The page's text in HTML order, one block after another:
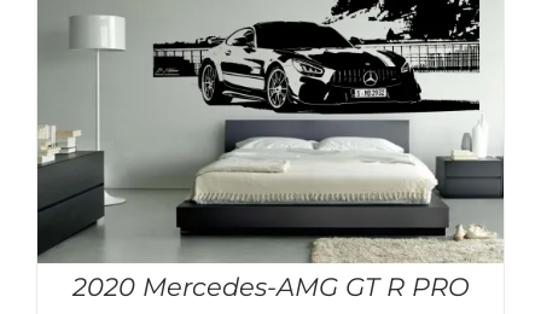
2020 Mercedes-AMG GT R PRO